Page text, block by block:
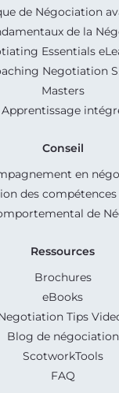
de Négociation
de la
Essentials
Negotiation
Masters
Apprentissage
Conseil
en
des compétences
de
Ressources
Brochures
eBooks
Tips
Blog de négociation
ScotworkTools
FAQ